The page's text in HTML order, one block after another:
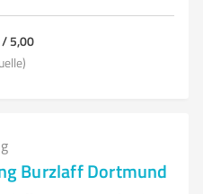
5,00
Burzlaff Dortmund